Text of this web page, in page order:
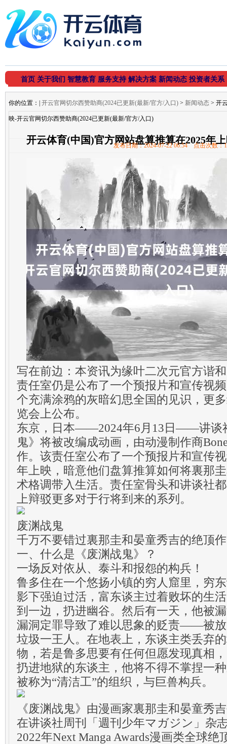
首页 关于我们 智慧教育 服务支持 解决方案 新闻动态 投资者关系
你的位置： 开云官网切尔西赞助商(2024已更新(最新/官方/入口) > 新闻动态 > 开
映-开云官网切尔西赞助商(2024已更新(最新/官方/入口)
开云体育(中国)官方网站盘算推算在2025年
(2024已更新(最新/官方
发布日期：2024-07-22 06:54 点击次数：
写在前边：本资讯为缘叶二次元官方谐
责任室仍是公布了一个预报片和宣传视
个充满涂鸦的灰暗幻思全国的见识，更
览会上公布。
东京，日本——2024年6月13日——讲谈
鬼》将被改编成动画，由动漫制作商
作。该责任室公布了一个预报片和宣传
年上映，暗意他们盘算推算如何将裏那
术格调带入生活。责任室骨头和讲谈社
上辩驳更多对于行将到来的系列。
废渊战鬼
千万不要错过裏那圭和晏童秀吉的绝顶
一、什么是《废渊战鬼》？
一场反对依从、泰斗和报怨的构兵！
鲁多住在一个悠扬小镇的穷人窟里，穷
影下强迫过活，富东谈主过着败坏的生
到一边，扔进幽谷。然后有一天，他被
漏洞定罪导致了难以思象的贬责——被
垃圾一王人。在地表上，东谈主类丢弃
物，若是鲁多思要有任何但愿发现真相
扔进地狱的东谈主，他将不得不掌捏一
被称为“清洁工”的组织，与巨兽构兵。
《废渊战鬼》由漫画家裏那圭和晏童秀
在讲谈社周刊「週刊少年マガジン」杂
2022年Next Manga Awards漫画类全球绝